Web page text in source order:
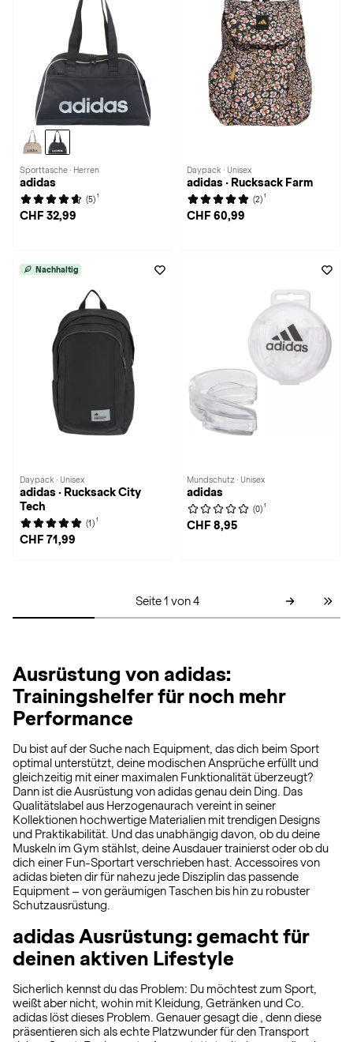
Sporttasche · Herren
adidas
(5) 1
CHF 32,99
Daypack · Unisex
adidas · Rucksack Farm
(2) 1
CHF 60,99
Nachhaltig
Daypack · Unisex
adidas · Rucksack City
Tech
(1) 1
CHF 71,99
Mundschutz · Unisex
adidas
(0) 1
CHF 8,95
Seite 1 von 4
Ausrüstung von adidas:
Trainingshelfer für noch mehr
Performance
Du bist auf der Suche nach Equipment, das dich beim Sport
optimal unterstützt, deine modischen Ansprüche erfüllt und
gleichzeitig mit einer maximalen Funktionalität überzeugt?
Dann ist die Ausrüstung von adidas genau dein Ding. Das
Qualitätslabel aus Herzogenaurach vereint in seiner
Kollektionen hochwertige Materialien mit trendigen Designs
und Praktikabilität. Und das unabhängig davon, ob du deine
Muskeln im Gym stählst, deine Ausdauer trainierst oder ob du
dich einer Fun-Sportart verschrieben hast. Accessoires von
adidas bieten dir für nahezu jede Disziplin das passende
Equipment – von geräumigen Taschen bis hin zu robuster
Schutzausrüstung.
adidas Ausrüstung: gemacht für
deinen aktiven Lifestyle
Sicherlich kennst du das Problem: Du möchtest zum Sport,
weißt aber nicht, wohin mit Kleidung, Getränken und Co.
adidas löst dieses Problem. Genauer gesagt die , denn diese
präsentieren sich als echte Platzwunder für den Transport